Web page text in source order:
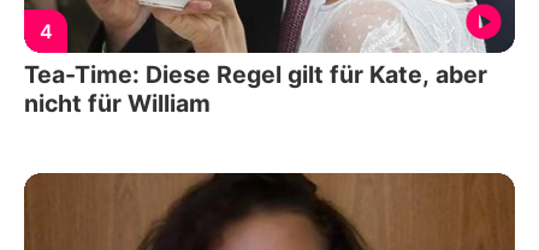
4
Tea-Time: Diese Regel gilt für Kate, aber
nicht für William